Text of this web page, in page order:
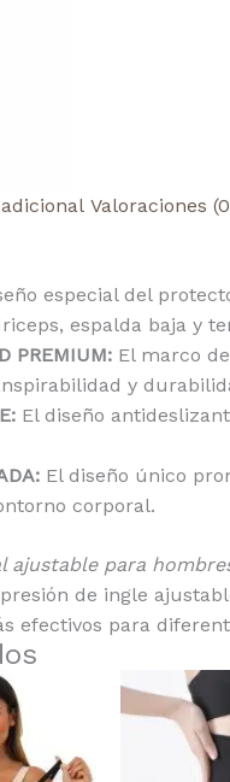
Valoraciones
especial del
espalda baja y
PREMIUM: El marco
y
El diseño
El diseño único
corporal.
ajustable para
de ingle
efectivos para